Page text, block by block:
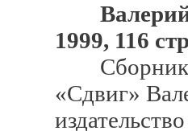
1999, 116
Сборники
«Сдвиг»